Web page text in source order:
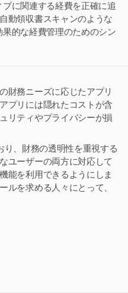
に関連する経費を正確に追
動領収書スキャンのような
的な経費管理のためのシン
財務ニーズに応じたアプリ
プリには隠れたコストが含
リティやプライバシーが損
、財務の透明性を重視する
ユーザーの両方に対応して
能を利用できるようにしま
ルを求める人々にとって、